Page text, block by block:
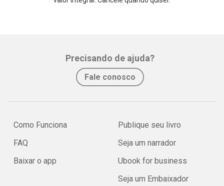
Precisando de ajuda?
Fale conosco
Como Funciona
FAQ
Baixar o app
Publique seu livro
Seja um narrador
Ubook for business
Seja um Embaixador